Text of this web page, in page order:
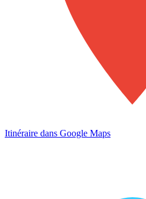
Itinéraire dans Google Maps